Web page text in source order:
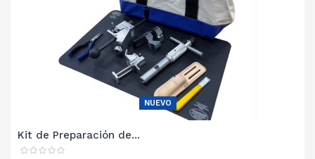
NUEVO
Kit de Preparación de...